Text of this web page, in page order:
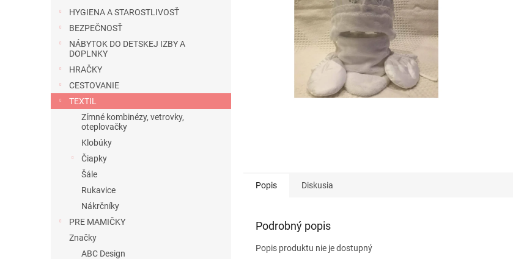
HYGIENA A STAROSTLIVOSŤ
BEZPEČNOSŤ
NÁBYTOK DO DETSKEJ IZBY A
DOPLNKY
HRAČKY
CESTOVANIE
TEXTIL
Zímné kombinézy, vetrovky,
oteplovačky
Klobúky
Čiapky
Šále
Rukavice
Nákrčníky
PRE MAMIČKY
Značky
ABC Design
Popis Diskusia
Podrobný popis
Popis produktu nie je dostupný